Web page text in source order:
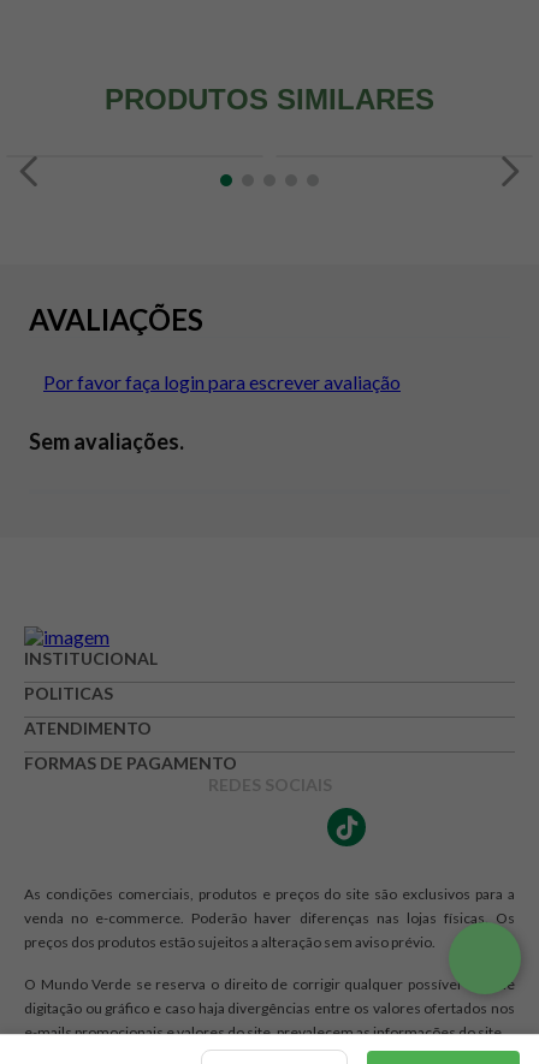
PRODUTOS SIMILARES
AVALIAÇÕES
Por favor faça login para escrever avaliação
Sem avaliações.
INSTITUCIONAL
POLITICAS
ATENDIMENTO
FORMAS DE PAGAMENTO
REDES SOCIAIS
As condições comerciais, produtos e preços do site são exclusivos para a
venda no e-commerce. Poderão haver diferenças nas lojas físicas. Os
preços dos produtos estão sujeitos a alteração sem aviso prévio.
O Mundo Verde se reserva o direito de corrigir qualquer possível erro de
digitação ou gráfico e caso haja divergências entre os valores ofertados nos
e-mails promocionais e valores do site, prevalecem as informações do site.